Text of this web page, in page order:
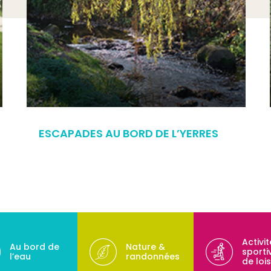
ESCAPADES AU BORD DE L’YERRES
Au bord de
l’eau
Nature &
randonnées
de